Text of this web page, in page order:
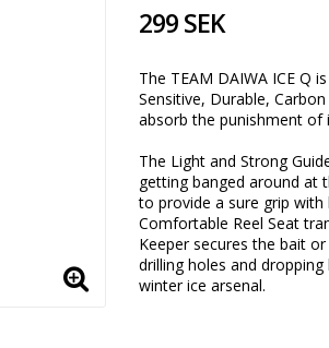
299 SEK
The TEAM DAIWA ICE Q
Sensitive, Durable,
absorb the punishment of
The Light and Strong
getting banged around at
to provide a sure grip
Comfortable Reel Seat
Keeper secures the bait
drilling holes and
winter ice arsenal.